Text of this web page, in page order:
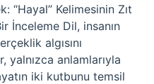
“Hayal” Kelimesinin Zıt
İnceleme Dil, insanın
algısını
yalnızca anlamlarıyla
iki kutbunu temsil